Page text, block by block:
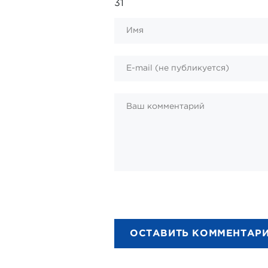
31
ОСТАВИТЬ